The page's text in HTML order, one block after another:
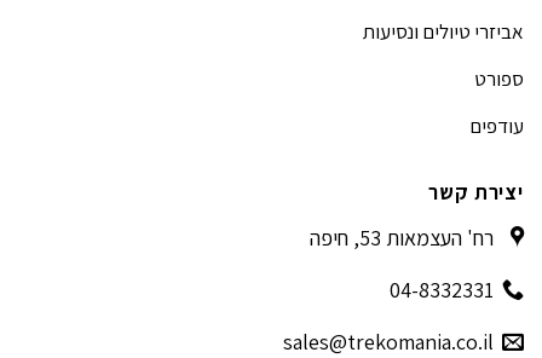
אביזרי טיולים ונסיעות
ספורט
עודפים
יצירת קשר
רח' העצמאות 53, חיפה
04-8332331
sales@trekomania.co.il